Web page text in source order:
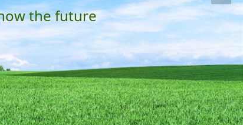
the future